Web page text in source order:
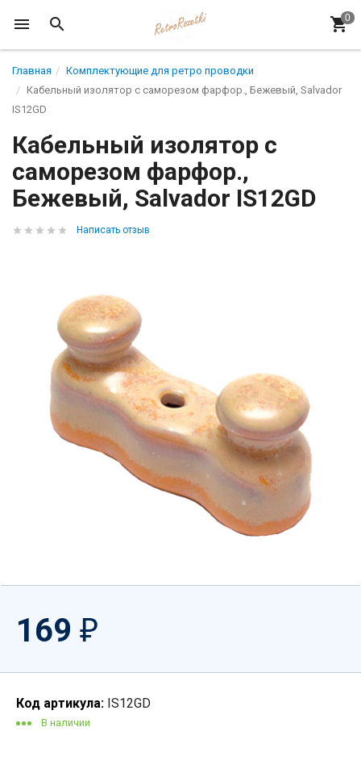
Главная
Комплектующие для ретро проводки
Кабельный изолятор с саморезом фарфор., Бежевый, Salvador
IS12GD
Кабельный изолятор с
саморезом фарфор.,
Бежевый, Salvador IS12GD
Написать отзыв
169 ₽
Код артикула: IS12GD
В наличии